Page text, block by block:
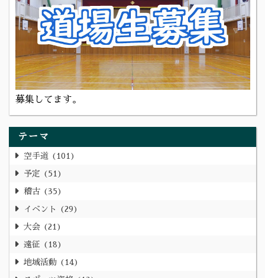
募集してます。
テーマ
空手道 101
予定 51
稽古 35
イベント 29
大会 21
遠征 18
地域活動 14